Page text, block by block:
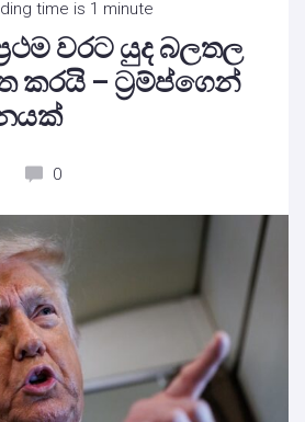
time is 1 minute
වරට යුද බලතල
කරයි – ට්‍රම්ප්ගෙන්
0